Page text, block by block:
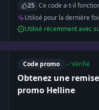
25 Ce code a-t-il
Utilisé pour la dernière
Utilisé récemment avec
Code promo Vérifié
Obtenez une
promo Helline